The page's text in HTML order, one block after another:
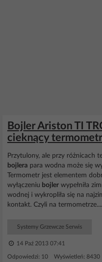
Bojler Ariston TI
cieknący
Przytulony, ale przy różnicach
bojlera para wodna może się
Termometr jest elementem
wyłączeniu bojler wypełniła
wodnej i wykropliła się na
kontakt. Czyli na termometrze....
Systemy Grzewcze Serwis
14 Paź 2013 07:41
Odpowiedzi: 10 Wyświetleń: 8430